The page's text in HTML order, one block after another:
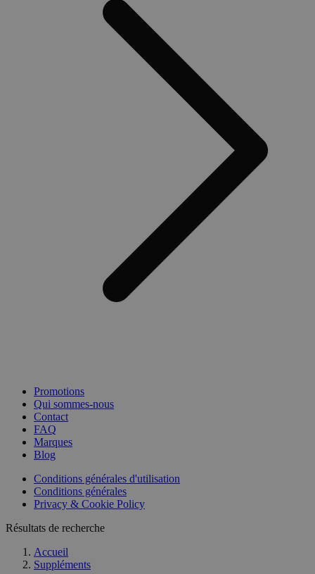
Promotions
Qui sommes-nous
Contact
FAQ
Marques
Blog
Conditions générales d'utilisation
Conditions générales
Privacy & Cookie Policy
Résultats de recherche
Accueil
Suppléments